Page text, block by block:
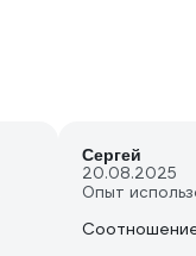
Сергей
20.08.2025
Опыт